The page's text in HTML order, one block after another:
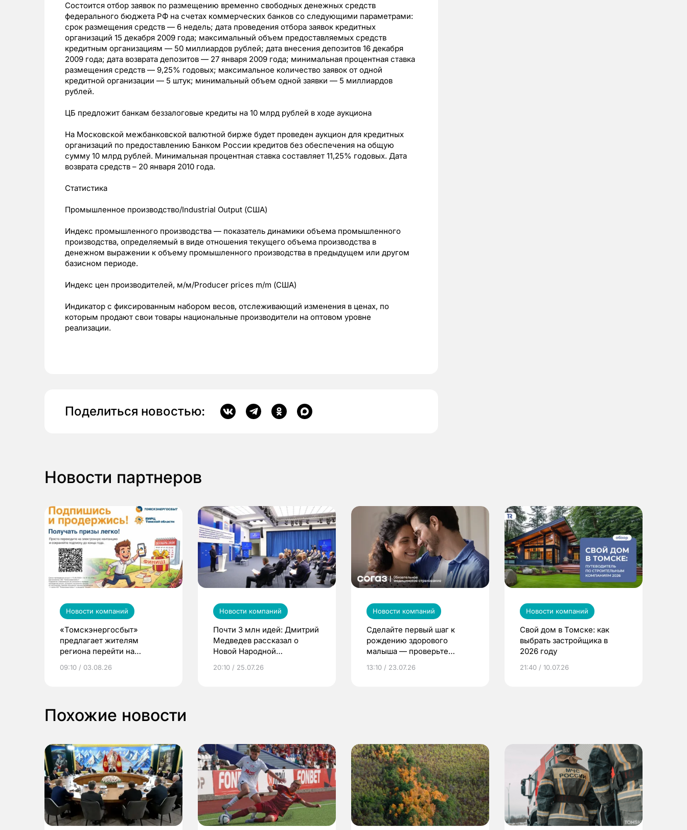
Состоится отбор заявок по размещению временно свободных денежных средств
федерального бюджета РФ на счетах коммерческих банков со следующими параметрами:
срок размещения средств — 6 недель; дата проведения отбора заявок кредитных
организаций 15 декабря 2009 года; максимальный объем предоставляемых средств
кредитным организациям — 50 миллиардов рублей; дата внесения депозитов 16 декабря
2009 года; дата возврата депозитов — 27 января 2009 года; минимальная процентная ставка
размещения средств — 9,25% годовых; максимальное количество заявок от одной
кредитной организации — 5 штук; минимальный объем одной заявки — 5 миллиардов
рублей.
ЦБ предложит банкам беззалоговые кредиты на 10 млрд рублей в ходе аукциона
На Московской межбанковской валютной бирже будет проведен аукцион для кредитных
организаций по предоставлению Банком России кредитов без обеспечения на общую
сумму 10 млрд рублей. Минимальная процентная ставка составляет 11,25% годовых. Дата
возврата средств – 20 января 2010 года.
Статистика
Промышленное производство/Industrial Output (США)
Индекс промышленного производства — показатель динамики объема промышленного
производства, определяемый в виде отношения текущего объема производства в
денежном выражении к объему промышленного производства в предыдущем или другом
базисном периоде.
Индекс цен производителей, м/м/Producer prices m/m (США)
Индикатор с фиксированным набором весов, отслеживающий изменения в ценах, по
которым продают свои товары национальные производители на оптовом уровне
реализации.
Поделиться новостью:
Новости партнеров
Новости компаний
«Томскэнергосбыт»
предлагает жителям
региона перейти на
выиграть призы
09:10 / 03.08.26
Новости компаний
Почти 3 млн идей: Дмитрий
Медведев рассказал о
Новой Народной
20:10 / 25.07.26
Новости компаний
Сделайте первый шаг к
рождению здорового
малыша — проверьте
по ОМС!
13:10 / 23.07.26
Новости компаний
Свой дом в Томске: как
выбрать застройщика в
2026 году
21:40 / 10.07.26
Похожие новости